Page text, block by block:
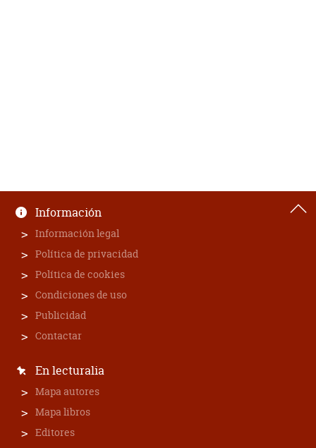
Información
Información legal
Política de privacidad
Política de cookies
Condiciones de uso
Publicidad
Contactar
En lecturalia
Mapa autores
Mapa libros
Editores